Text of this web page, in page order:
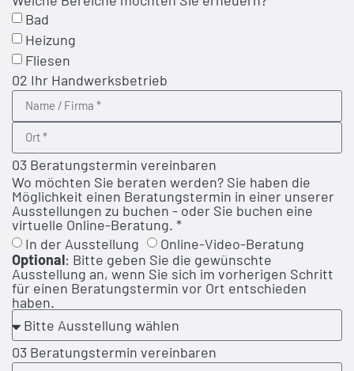
Bad
Heizung
Fliesen
02 Ihr Handwerksbetrieb
03 Beratungstermin vereinbaren
Wo möchten Sie beraten werden? Sie haben die
Möglichkeit einen Beratungstermin in einer unserer
Ausstellungen zu buchen - oder Sie buchen eine
virtuelle Online-Beratung. *
In der Ausstellung
Online-Video-Beratung
Optional: Bitte geben Sie die gewünschte
Ausstellung an, wenn Sie sich im vorherigen Schritt
für einen Beratungstermin vor Ort entschieden
haben.
03 Beratungstermin vereinbaren